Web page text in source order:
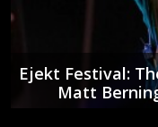
Ejekt Festival:
Matt